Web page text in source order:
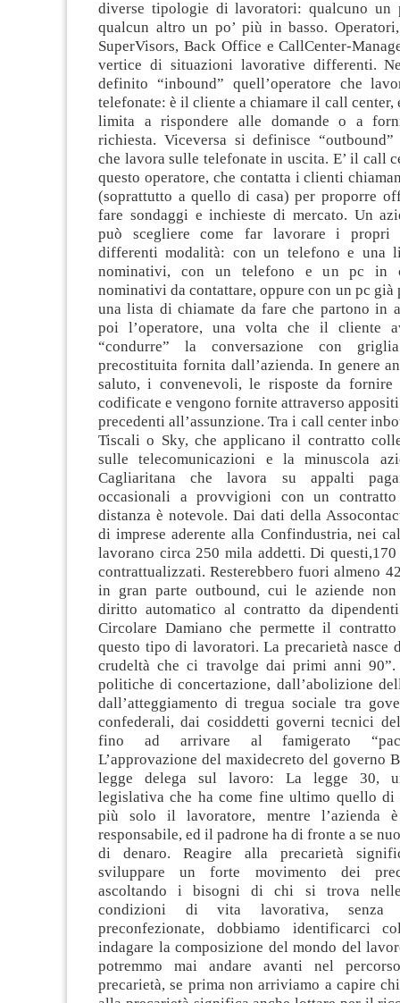
diverse tipologie di lavoratori: qualcuno un
qualcun altro un po’ più in basso. Operatori,
SuperVisors, Back Office e CallCenter-
vertice di situazioni lavorative differenti.
definito “inbound” quell’operatore che
telefonate: è il cliente a chiamare il call center,
limita a rispondere alle domande o a
richiesta. Viceversa si definisce “outbound”
che lavora sulle telefonate in uscita. E’ il call
questo operatore, che contatta i clienti
(soprattutto a quello di casa) per proporre
fare sondaggi e inchieste di mercato. Un
può scegliere come far lavorare i
differenti modalità: con un telefono e una
nominativi, con un telefono e un pc in
nominativi da contattare, oppure con un pc già
una lista di chiamate da fare che partono in
poi l’operatore, una volta che il cliente
“condurre” la conversazione con
precostituita fornita dall’azienda. In genere
saluto, i convenevoli, le risposte da fornire
codificate e vengono fornite attraverso
precedenti all’assunzione. Tra i call center
Tiscali o Sky, che applicano il contratto
sulle telecomunicazioni e la minuscola
Cagliaritana che lavora su appalti
occasionali a provvigioni con un
distanza è notevole. Dai dati della
di imprese aderente alla Confindustria, nei
lavorano circa 250 mila addetti. Di
contrattualizzati. Resterebbero fuori almeno
in gran parte outbound, cui le aziende
diritto automatico al contratto da
Circolare Damiano che permette il
questo tipo di lavoratori. La precarietà nasce
crudeltà che ci travolge dai primi anni
politiche di concertazione, dall’abolizione
dall’atteggiamento di tregua sociale tra
confederali, dai cosiddetti governi tecnici
fino ad arrivare al famigerato
L’approvazione del maxidecreto del governo
legge delega sul lavoro: La legge 30,
legislativa che ha come fine ultimo quello di
più solo il lavoratore, mentre l’azienda è
responsabile, ed il padrone ha di fronte a se
di denaro. Reagire alla precarietà
sviluppare un forte movimento dei
ascoltando i bisogni di chi si trova nelle
condizioni di vita lavorativa, senza
preconfezionate, dobbiamo identificarci
indagare la composizione del mondo del
potremmo mai andare avanti nel
precarietà, se prima non arriviamo a capire